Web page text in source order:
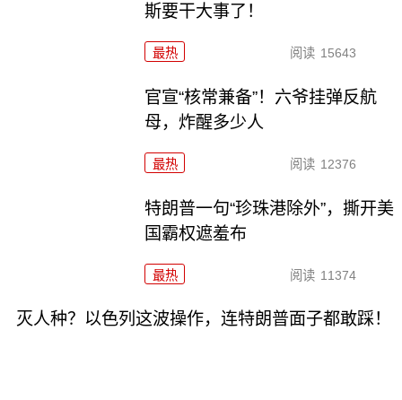
斯要干大事了！
最热 阅读 15643
官宣“核常兼备”！六爷挂弹反航
母，炸醒多少人
最热 阅读 12376
特朗普一句“珍珠港除外”，撕开美
国霸权遮羞布
最热 阅读 11374
灭人种？以色列这波操作，连特朗普面子都敢踩！